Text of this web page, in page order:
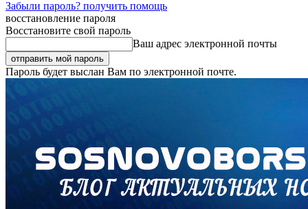
Забыли пароль? получить помощь
восстановление пароля
Восстановите свой пароль
Ваш адрес электронной почты
Пароль будет выслан Вам по электронной почте.